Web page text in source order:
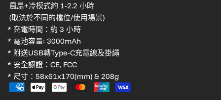
風扇+冷模式約 1-2.2 小時
(取決於不同的檔位/使用場景)
* 充電時間：約 3 小時
* 電池容量: 3000mAh
* 附送USB轉Type-C充電線及掛繩
* 安全認證：CE, FCC
* 尺寸：58x61x170(mm) & 208g